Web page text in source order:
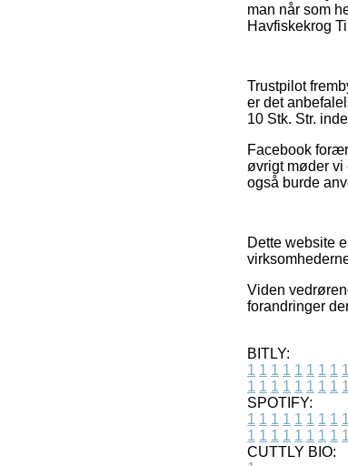
man når som
Havfiskekrog
Trustpilot
er det
10 Stk. Str.
Facebook
øvrigt møder vi
også burde
Dette website
Viden
forandringer
BITLY:
1 1 1 1 1 1 1 1 1
1 1 1 1 1 1 1 1 1
SPOTIFY:
1 1 1 1 1 1 1 1 1
1 1 1 1 1 1 1 1 1
CUTTLY BIO: